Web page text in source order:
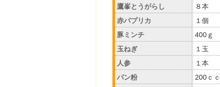
鷹峯とうがらし
８本
赤パプリカ
１個
豚ミンチ
400ｇ
玉ねぎ
１玉
人参
１本
パン粉
200ｃｃ